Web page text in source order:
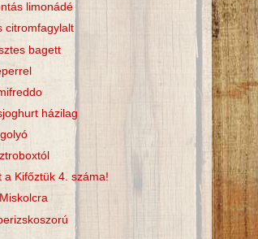
limonádé
citromfagylalt
bagett
házilag
a Kifőztük 4. száma!